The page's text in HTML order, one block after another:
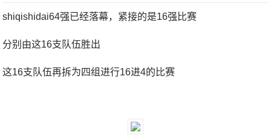
shiqishidai64强已经落幕，紧接的是16强比赛
分别由这16支队伍胜出
这16支队伍再拆为四组进行16进4的比赛